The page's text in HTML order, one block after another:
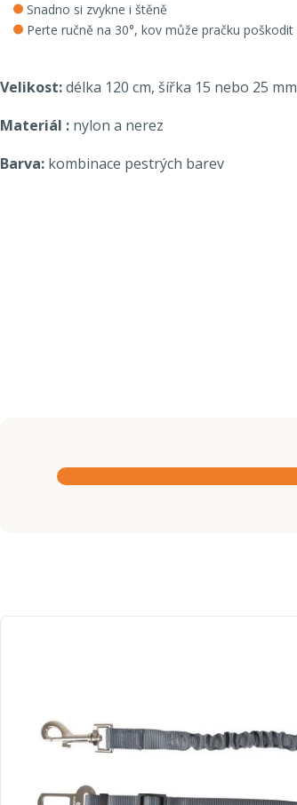
Snadno si zvykne i štěně
Perte ručně na 30°, kov může pračku poškodit
Velikost:délka 120 cm, šířka 15 nebo 25 mm
Materiál : nylon a nerez
Barva: kombinace pestrých barev